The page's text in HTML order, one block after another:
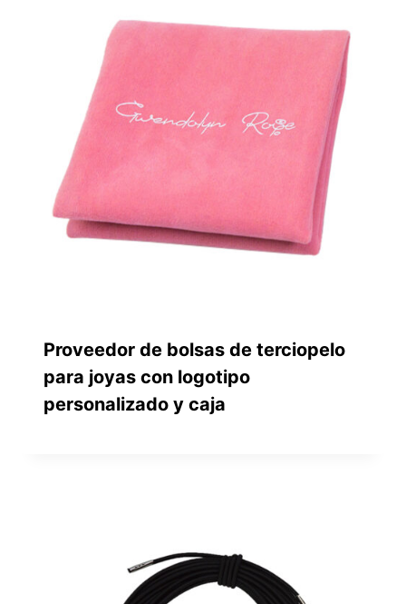
Proveedor de bolsas de terciopelo
para joyas con logotipo
personalizado y caja